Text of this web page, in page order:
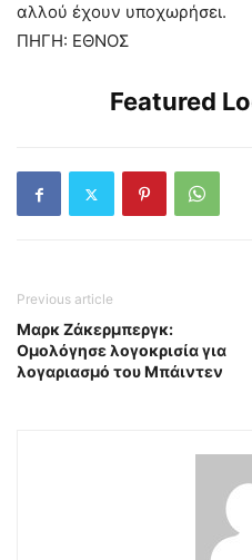
αλλού έχουν υποχωρήσει.
ΠΗΓΗ: ΕΘΝΟΣ
Featured
Previous article
Μαρκ Ζάκερμπεργκ:
Ομολόγησε λογοκρισία για
λογαριασμό του Μπάιντεν